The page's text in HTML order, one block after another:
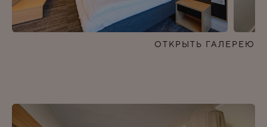
ОТКРЫТЬ ГАЛЕРЕЮ